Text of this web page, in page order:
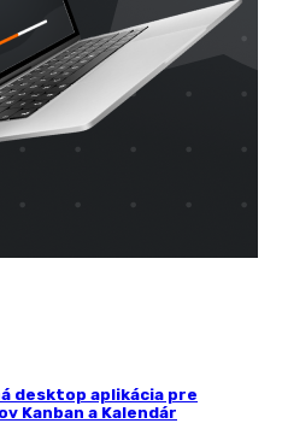
desktop aplikácia pre
Kanban a Kalendár